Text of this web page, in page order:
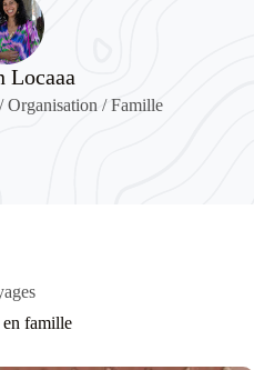
Locaaa
/ Famille
en famille